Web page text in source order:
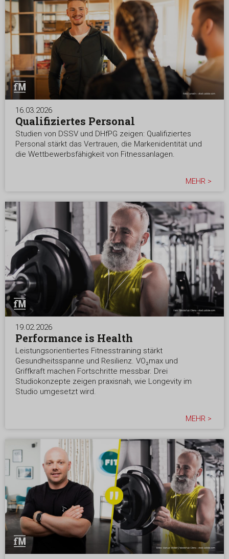
16.03.2026
Qualifiziertes Personal
Studien von DSSV und DHfPG zeigen: Qualifiziertes
Personal stärkt das Vertrauen, die Markenidentität und
die Wettbewerbsfähigkeit von Fitnessanlagen.
MEHR >
19.02.2026
Performance is Health
Leistungsorientiertes Fitnesstraining stärkt
Gesundheitsspanne und Resilienz. VO₂max und
Griffkraft machen Fortschritte messbar. Drei
Studiokonzepte zeigen praxisnah, wie Longevity im
Studio umgesetzt wird.
MEHR >